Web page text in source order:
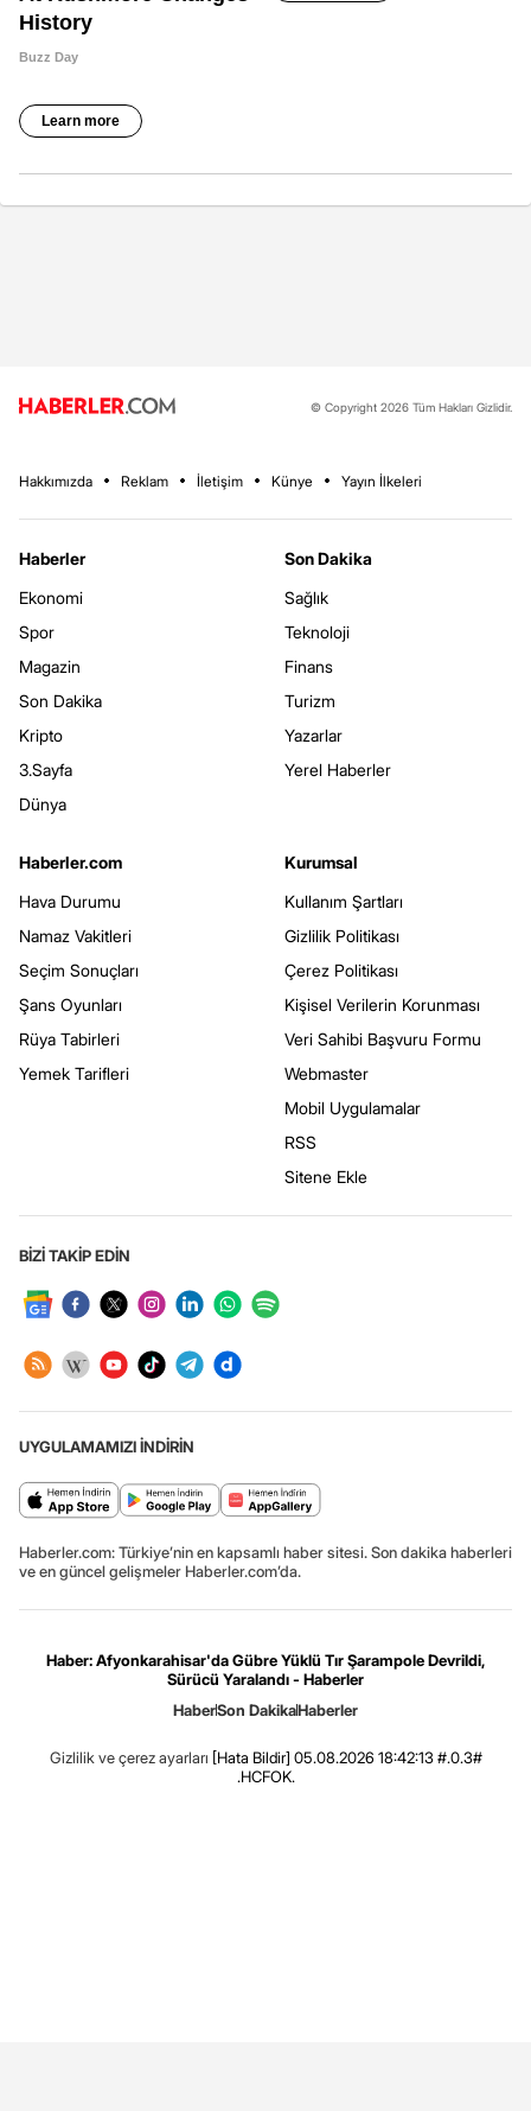
© Copyright 2026 Tüm Hakları Gizlidir.
Hakkımızda Reklam İletişim Künye Yayın İlkeleri
Haberler
Ekonomi
Spor
Magazin
Son Dakika
Kripto
3.Sayfa
Dünya
Son Dakika
Sağlık
Teknoloji
Finans
Turizm
Yazarlar
Yerel Haberler
Haberler.com
Hava Durumu
Namaz Vakitleri
Seçim Sonuçları
Şans Oyunları
Rüya Tabirleri
Yemek Tarifleri
Kurumsal
Kullanım Şartları
Gizlilik Politikası
Çerez Politikası
Kişisel Verilerin Korunması
Veri Sahibi Başvuru Formu
Webmaster
Mobil Uygulamalar
RSS
Sitene Ekle
BİZİ TAKİP EDİN
UYGULAMAMIZI İNDİRİN
Haberler.com: Türkiye’nin en kapsamlı haber sitesi. Son dakika haberleri
ve en güncel gelişmeler Haberler.com’da.
Haber: Afyonkarahisar'da Gübre Yüklü Tır Şarampole Devrildi,
Sürücü Yaralandı - Haberler
HaberSon DakikaHaberler
Gizlilik ve çerez ayarları [Hata Bildir] 05.08.2026 18:42:13 #.0.3#
.HCFOK.